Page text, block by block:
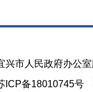
兴市人民政府办公
ICP备18010745号